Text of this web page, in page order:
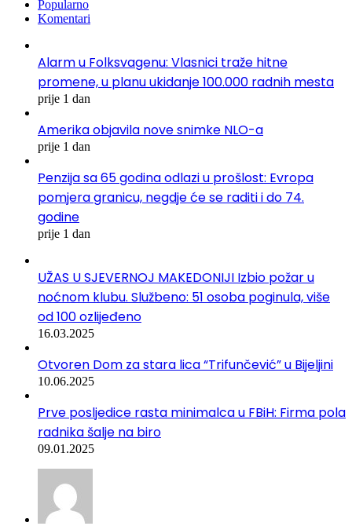
Popularno
Komentari
Alarm u Folksvagenu: Vlasnici traže hitne
promene, u planu ukidanje 100.000 radnih mesta
prije 1 dan
Amerika objavila nove snimke NLO-a
prije 1 dan
Penzija sa 65 godina odlazi u prošlost: Evropa
pomjera granicu, negdje će se raditi i do 74.
godine
prije 1 dan
UŽAS U SJEVERNOJ MAKEDONIJI Izbio požar u
noćnom klubu. Službeno: 51 osoba poginula, više
od 100 ozlijeđeno
16.03.2025
Otvoren Dom za stara lica “Trifunčević” u Bijeljini
10.06.2025
Prve posljedice rasta minimalca u FBiH: Firma pola
radnika šalje na biro
09.01.2025